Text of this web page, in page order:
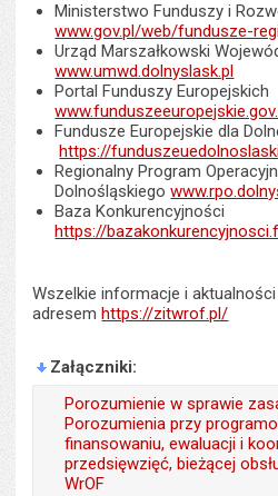
Ministerstwo Funduszy i
www.gov.pl/web/fundusze-
Urząd Marszałkowski
www.umwd.dolnyslask.pl
Portal Funduszy Europejskich
Fundusze Europejskie dla
https://
Regionalny Program
Dolnośląskiego
Baza Konkurencyjności
https://
Wszelkie informacje i
adresem https://zitwrof.pl/
Załączniki
Porozumienie w sprawie
Porozumienia przy
finansowaniu, ewaluacji i
przedsięwzięć, bieżącej
WrOF